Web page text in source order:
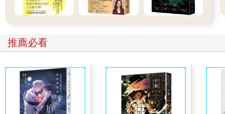
對我來說，為了寫這本書展開的田野調查讓我重新認識了一個不
同的德國。整趟旅程充滿許多即興與驚喜，充滿輕鬆愉快和幽
的故事：一些最終走進死胡同的事件、一些在實現之際已經不再
必要的願景、一些導致偏離常軌的偶然事件。種種皆顯示了，在
這塊名為德國的土地上，總有些「不合時宜」的人，或者反過來
說，是時代跟不上他們的腳步。更有些時候，大自然也只是按照
自己的規律在運行。那些想法、願景或事件，如今都已刻進風
景，留下痕跡，而其中一些在本書中可以找到。
我希望透過本書能激起大家再次追問：「怎麼會這樣？為什麼？
推薦必看